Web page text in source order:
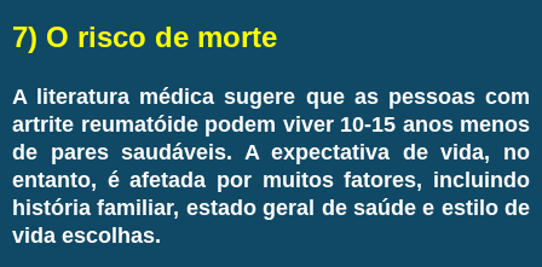
7) O risco de morte
A literatura médica sugere que as pessoas com
artrite reumatóide podem viver 10-15 anos menos
de pares saudáveis. A expectativa de vida, no
entanto, é afetada por muitos fatores, incluindo
história familiar, estado geral de saúde e estilo de
vida escolhas.